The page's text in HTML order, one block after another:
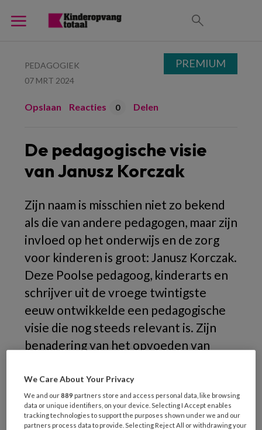
PEDAGOGIEK
07 MRT 2024
Opslaan Reacties 0 Delen
De pedagogische visie
van Janusz Korczak
Zijn naam is misschien niet zo bekend
als die van andere pedagogen, maar zijn
invloed op het onderwijs en de zorg
voor kinderen is groot: Janusz Korczak.
Deze Poolse pedagoog, kinderarts en
schrijver uit de vroege twintigste
eeuw ontwikkelde een pedagogische
visie die nog steeds relevant is. Zijn
benadering van het opvoeden van
gelijkheid en vrijheid voor
zelfexpressie.
PREMIUM
We Care About Your Privacy
We and our889 partners store and access personal data, like browsing
data or unique identifiers, on your device. Selecting I Accept enables
tracking technologies to support the purposes shown under we and our
partners process data to provide. Selecting Reject All or withdrawing your